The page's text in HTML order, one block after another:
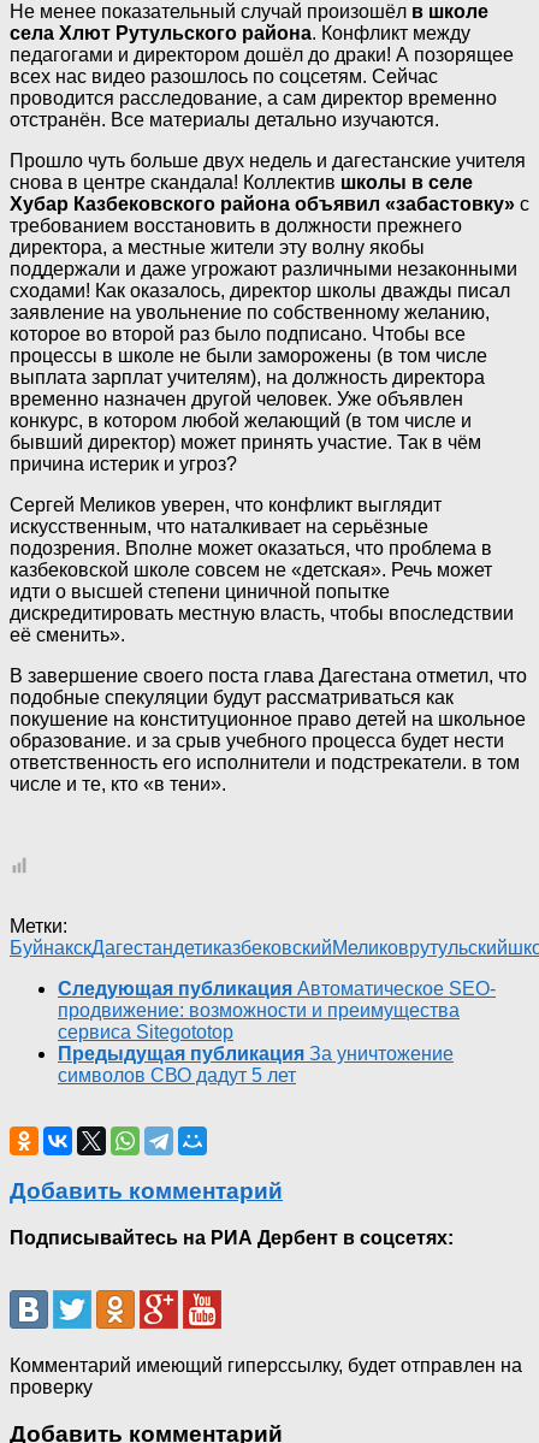
Не менее показательный случай произошёл в школе
села Хлют Рутульского района. Конфликт между
педагогами и директором дошёл до драки! А позорящее
всех нас видео разошлось по соцсетям. Сейчас
проводится расследование, а сам директор временно
отстранён. Все материалы детально изучаются.
Прошло чуть больше двух недель и дагестанские учителя
снова в центре скандала! Коллектив школы в селе
Хубар Казбековского района объявил «забастовку» с
требованием восстановить в должности прежнего
директора, а местные жители эту волну якобы
поддержали и даже угрожают различными незаконными
сходами! Как оказалось, директор школы дважды писал
заявление на увольнение по собственному желанию,
которое во второй раз было подписано. Чтобы все
процессы в школе не были заморожены (в том числе
выплата зарплат учителям), на должность директора
временно назначен другой человек. Уже объявлен
конкурс, в котором любой желающий (в том числе и
бывший директор) может принять участие. Так в чём
причина истерик и угроз?
Сергей Меликов уверен, что конфликт выглядит
искусственным, что наталкивает на серьёзные
подозрения. Вполне может оказаться, что проблема в
казбековской школе совсем не «детская». Речь может
идти о высшей степени циничной попытке
дискредитировать местную власть, чтобы впоследствии
её сменить».
В завершение своего поста глава Дагестана отметил, что
подобные спекуляции будут рассматриваться как
покушение на конституционное право детей на школьное
образование. и за срыв учебного процесса будет нести
ответственность его исполнители и подстрекатели. в том
числе и те, кто «в тени».
Метки:
БуйнакскДагестандетиказбековскийМеликоврутульский
Следующая публикация Автоматическое SEO-
продвижение: возможности и преимущества
сервиса Sitegototop
Предыдущая публикация За уничтожение
символов СВО дадут 5 лет
Добавить комментарий
Подписывайтесь на РИА Дербент в соцсетях:
Комментарий имеющий гиперссылку, будет отправлен на
проверку
Добавить комментарий